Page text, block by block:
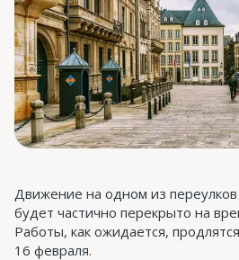
Движение на одном из
будет частично перекрыто на
Работы, как ожидается,
16 февраля.